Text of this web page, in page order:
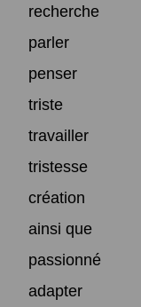
recherche
parler
penser
triste
travailler
tristesse
création
ainsi que
passionné
adapter